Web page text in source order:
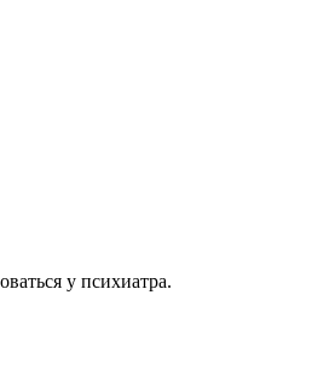
у психиатра.